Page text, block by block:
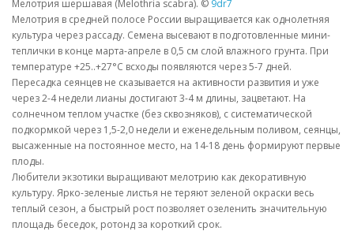
Мелотрия шершавая (Melothria scabra). © 9dr7
Мелотрия в средней полосе России выращивается как однолетняя
культура через рассаду. Семена высевают в подготовленные мини-
теплички в конце марта-апреле в 0,5 см слой влажного грунта. При
температуре +25..+27°С всходы появляются через 5-7 дней.
Пересадка сеянцев не сказывается на активности развития и уже
через 2-4 недели лианы достигают 3-4 м длины, зацветают. На
солнечном теплом участке (без сквозняков), с систематической
подкормкой через 1,5-2,0 недели и еженедельным поливом, сеянцы,
высаженные на постоянное место, на 14-18 день формируют первые
плоды.
Любители экзотики выращивают мелотрию как декоративную
культуру. Ярко-зеленые листья не теряют зеленой окраски весь
теплый сезон, а быстрый рост позволяет озеленить значительную
площадь беседок, ротонд за короткий срок.